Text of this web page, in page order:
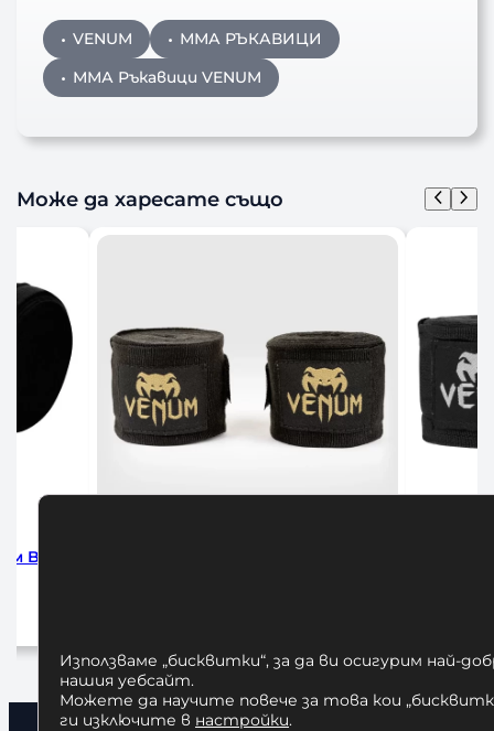
VENUM
ММА РЪКАВИЦИ
ММА Ръкавици VENUM
Може да харесате също
за Бокс Venum 4м
Добавяне в количката
Използваме „бисквитки“, за да ви осигурим най-
нашия уебсайт.
Можете да научите повече за това кои
ги изключите в настройки.